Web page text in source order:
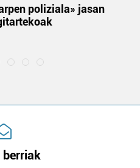
poliziala» jasan
berriak